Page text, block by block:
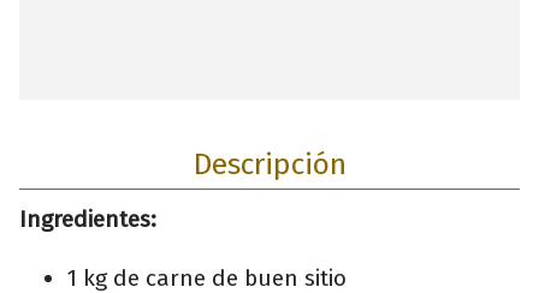
Descripción
Ingredientes:
1 kg de carne de buen sitio